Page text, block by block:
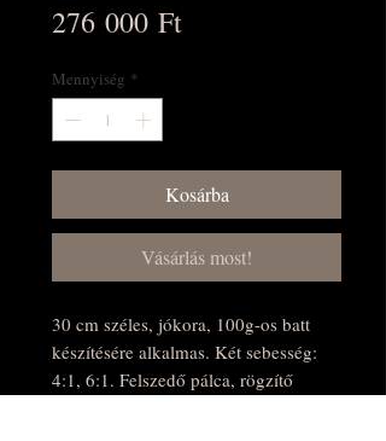
276 000 FtÁr
Mennyiség *
Kosárba
Vásárlás most!
30 cm széles, jókora, 100g-os batt
készítésére alkalmas. Két sebesség:
4:1, 6:1. Felszedő pálca, rögzítő